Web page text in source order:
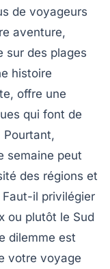
de voyageurs
aventure,
sur des plages
histoire
offre une
qui font de
Pourtant,
semaine peut
des régions et
Faut-il privilégier
ou plutôt le Sud
dilemme est
votre voyage